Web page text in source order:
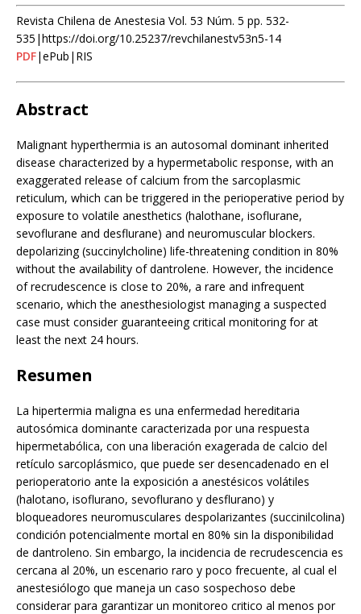
Revista Chilena de Anestesia Vol. 53 Núm. 5 pp. 532-
535|https://doi.org/10.25237/revchilanestv53n5-14
PDF|ePub|RIS
Abstract
Malignant hyperthermia is an autosomal dominant inherited
disease characterized by a hypermetabolic response, with an
exaggerated release of calcium from the sarcoplasmic
reticulum, which can be triggered in the perioperative period by
exposure to volatile anesthetics (halothane, isoflurane,
sevoflurane and desflurane) and neuromuscular blockers.
depolarizing (succinylcholine) life-threatening condition in 80%
without the availability of dantrolene. However, the incidence
of recrudescence is close to 20%, a rare and infrequent
scenario, which the anesthesiologist managing a suspected
case must consider guaranteeing critical monitoring for at
least the next 24 hours.
Resumen
La hipertermia maligna es una enfermedad hereditaria
autosómica dominante caracterizada por una respuesta
hipermetabólica, con una liberación exagerada de calcio del
retículo sarcoplásmico, que puede ser desencadenado en el
perioperatorio ante la exposición a anestésicos volátiles
(halotano, isoflurano, sevoflurano y desflurano) y
bloqueadores neuromusculares despolarizantes (succinilcolina)
condición potencialmente mortal en 80% sin la disponibilidad
de dantroleno. Sin embargo, la incidencia de recrudescencia es
cercana al 20%, un escenario raro y poco frecuente, al cual el
anestesiólogo que maneja un caso sospechoso debe
considerar para garantizar un monitoreo critico al menos por